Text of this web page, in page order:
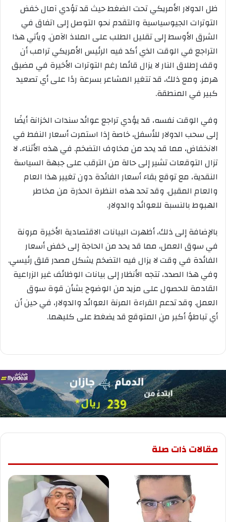
ظل الدولار الأمريكي تحت الضغط حيث قد تؤدي آمال خفض
التوترات الجيوسياسية والتقدم نحو التوصل إلى اتفاق في
الشرق الأوسط إلى تقليل الطلب على الملاذ الآمن. ويأتي هذا
التراجع في الوقت الذي أكد فيه الرئيس الأمريكي ترامب أن
وقف إطلاق النار لا يزال قائما رغم التوترات الأخيرة في مضيق
هرمز. ومع ذلك، قد تتغير المشاعر بسرعة ردًا على أي تصعيد
كبير في المنطقة.
وفي الوقت نفسه، قد يؤدي تراجع عوائد سندات الخزانة أيضًا
إلى سحب الدولار للأسفل، خاصة إذا استمرت أسعار النفط في
الانخفاض، مما قد يحد من مخاوف التضخم. في هذه الأثناء، لا
تزال التوقعات تشير إلى حالة من الترقب على جبهة السياسة
النقدية، مع توقع بقاء أسعار الفائدة دون تغيير هذا العام
والعام المقبل. وقد تحد هذه النظرة الحذرة من مخاطر
الهبوط بالنسبة للعوائد والدولار.
بالإضافة إلى ذلك، أظهرت البيانات الاقتصادية الأخيرة مرونة
في سوق العمل، مما قد يحد من الحاجة إلى خفض أسعار
الفائدة في وقت لا يزال فيه التضخم يشكل مصدر قلق رئيسي.
وفي هذا الصدد، تتجه الأنظار إلى بيانات الوظائف غير الزراعية
القادمة للحصول على مزيد من الوضوح بشأن قوة سوق
العمل. وقد تدعم القراءة المرنة العوائد والدولار، في حين أن
أي تباطؤ أكبر من المتوقع قد يضغط على كليهما.
مقالات ذات صلة